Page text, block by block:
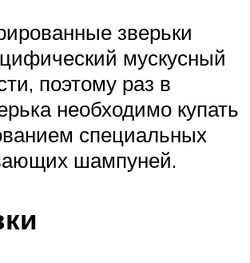
зверьки
мускусный
поэтому раз в
необходимо купать
специальных
шампуней.